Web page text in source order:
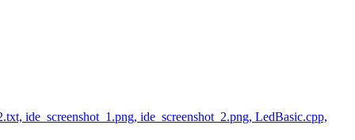
ide_screenshot_1.png, ide_screenshot_2.png, LedBasic.cpp,